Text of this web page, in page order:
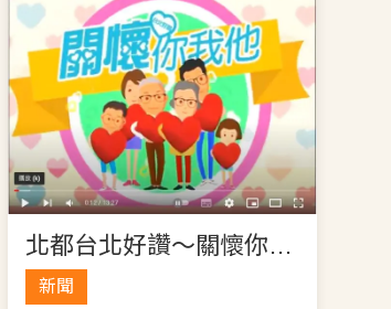
北都台北好讚～關懷你我他的採訪
新聞